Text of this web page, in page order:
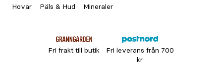
Hovar Päls & Hud Mineraler
Fri frakt till butik
Fri leverans från 700
kr